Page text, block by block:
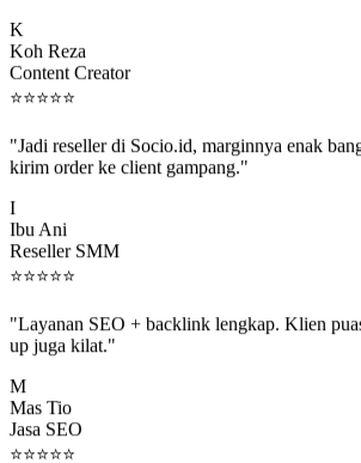
Koh Reza
Content Creator
⭐⭐⭐⭐⭐
kirim order ke client gampang."
Ibu Ani
Reseller SMM
⭐⭐⭐⭐⭐
up juga kilat."
Mas Tio
Jasa SEO
⭐⭐⭐⭐⭐